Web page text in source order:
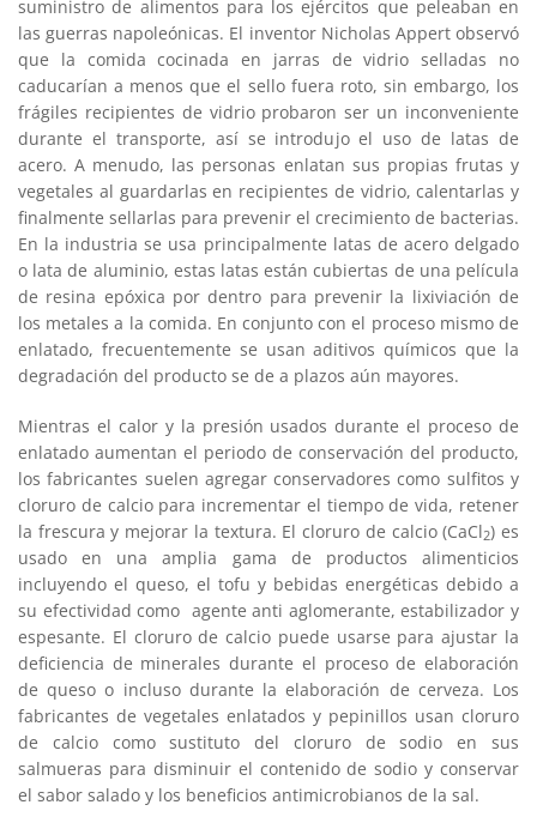
suministro de alimentos para los ejércitos que peleaban en
las guerras napoleónicas. El inventor Nicholas Appert observó
que la comida cocinada en jarras de vidrio selladas no
caducarían a menos que el sello fuera roto, sin embargo, los
frágiles recipientes de vidrio probaron ser un inconveniente
durante el transporte, así se introdujo el uso de latas de
acero. A menudo, las personas enlatan sus propias frutas y
vegetales al guardarlas en recipientes de vidrio, calentarlas y
finalmente sellarlas para prevenir el crecimiento de bacterias.
En la industria se usa principalmente latas de acero delgado
o lata de aluminio, estas latas están cubiertas de una película
de resina epóxica por dentro para prevenir la lixiviación de
los metales a la comida. En conjunto con el proceso mismo de
enlatado, frecuentemente se usan aditivos químicos que la
degradación del producto se de a plazos aún mayores.
Mientras el calor y la presión usados durante el proceso de
enlatado aumentan el periodo de conservación del producto,
los fabricantes suelen agregar conservadores como sulfitos y
cloruro de calcio para incrementar el tiempo de vida, retener
la frescura y mejorar la textura. El cloruro de calcio (CaCl2) es
usado en una amplia gama de productos alimenticios
incluyendo el queso, el tofu y bebidas energéticas debido a
su efectividad como agente anti aglomerante, estabilizador y
espesante. El cloruro de calcio puede usarse para ajustar la
deficiencia de minerales durante el proceso de elaboración
de queso o incluso durante la elaboración de cerveza. Los
fabricantes de vegetales enlatados y pepinillos usan cloruro
de calcio como sustituto del cloruro de sodio en sus
salmueras para disminuir el contenido de sodio y conservar
el sabor salado y los beneficios antimicrobianos de la sal.